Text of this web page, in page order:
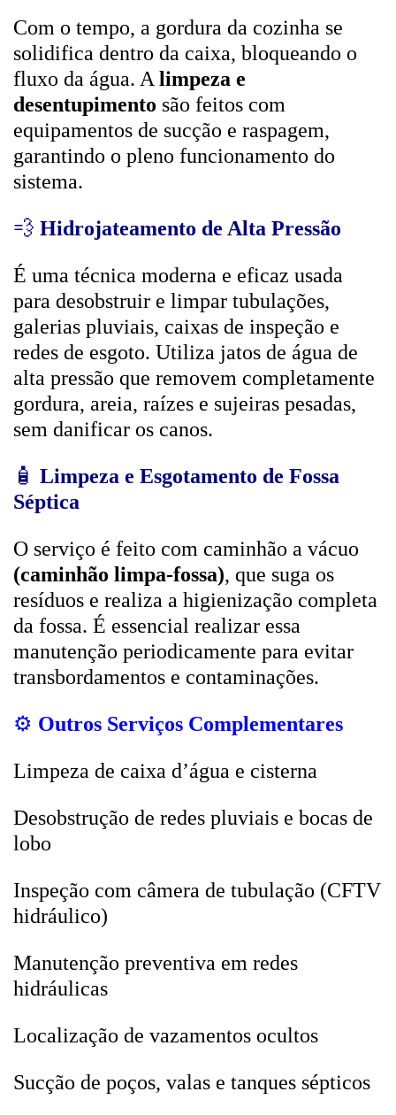
Com o tempo, a gordura da cozinha se
solidifica dentro da caixa, bloqueando o
fluxo da água. A limpeza e
desentupimento são feitos com
equipamentos de sucção e raspagem,
garantindo o pleno funcionamento do
sistema.
💨 Hidrojateamento de Alta Pressão
É uma técnica moderna e eficaz usada
para desobstruir e limpar tubulações,
galerias pluviais, caixas de inspeção e
redes de esgoto. Utiliza jatos de água de
alta pressão que removem completamente
gordura, areia, raízes e sujeiras pesadas,
sem danificar os canos.
🧴 Limpeza e Esgotamento de Fossa
Séptica
O serviço é feito com caminhão a vácuo
(caminhão limpa-fossa), que suga os
resíduos e realiza a higienização completa
da fossa. É essencial realizar essa
manutenção periodicamente para evitar
transbordamentos e contaminações.
⚙️ Outros Serviços Complementares
Limpeza de caixa d’água e cisterna
Desobstrução de redes pluviais e bocas de
lobo
Inspeção com câmera de tubulação (CFTV
hidráulico)
Manutenção preventiva em redes
hidráulicas
Localização de vazamentos ocultos
Sucção de poços, valas e tanques sépticos